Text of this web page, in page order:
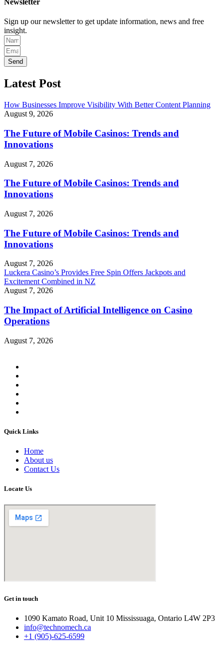
Newsletter
Sign up our newsletter to get update information, news and free
insight.
Send
Latest Post
How Businesses Improve Visibility With Better Content Planning
August 9, 2026
The Future of Mobile Casinos: Trends and
Innovations
August 7, 2026
The Future of Mobile Casinos: Trends and
Innovations
August 7, 2026
The Future of Mobile Casinos: Trends and
Innovations
August 7, 2026
Luckera Casino’s Provides Free Spin Offers Jackpots and
Excitement Combined in NZ
August 7, 2026
The Impact of Artificial Intelligence on Casino
Operations
August 7, 2026
Quick Links
Home
About us
Contact Us
Locate Us
Get in touch
1090 Kamato Road, Unit 10 Mississuaga, Ontario L4W 2P3
info@technomech.ca
+1 (905)-625-6599